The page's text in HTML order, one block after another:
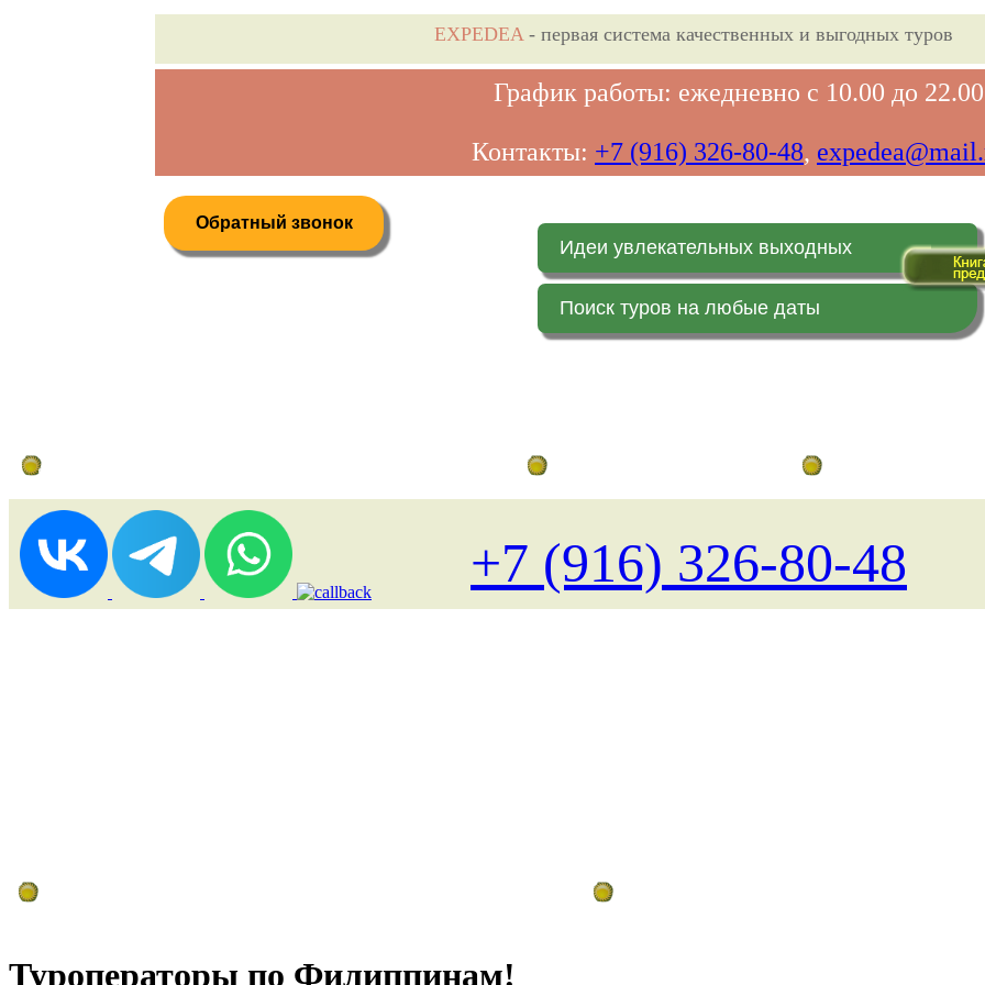
EXPEDEA- первая система качественных и выгодных туров
График работы: ежедневно с 10.00 до 22.00
Контакты: +7 (916) 326-80-48,
Обратный звонок
Идеи увлекательных выходных
Поиск туров на любые даты
Дистанционное бронирование туров
+7 (916) 326-80-48
Туроператоры по Филиппинам!